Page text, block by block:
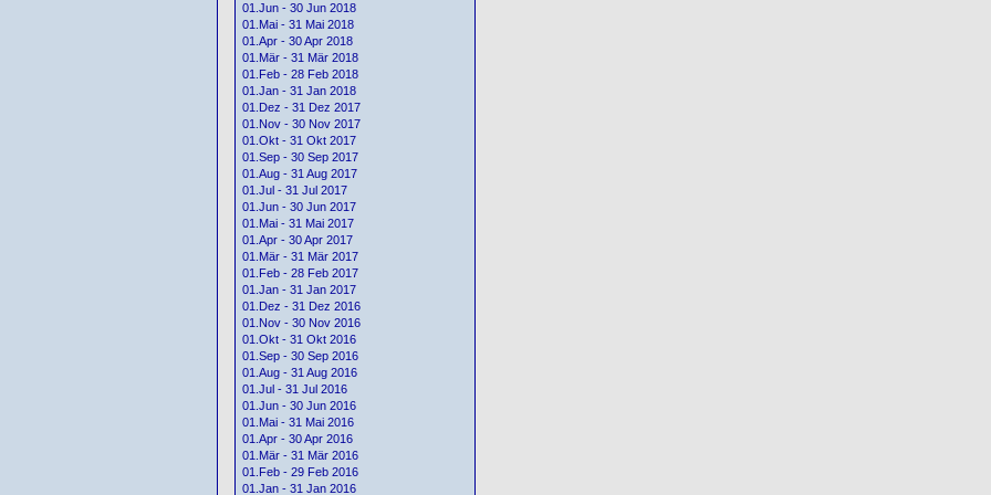
01.Jun - 30 Jun 2018
01.Mai - 31 Mai 2018
01.Apr - 30 Apr 2018
01.Mär - 31 Mär 2018
01.Feb - 28 Feb 2018
01.Jan - 31 Jan 2018
01.Dez - 31 Dez 2017
01.Nov - 30 Nov 2017
01.Okt - 31 Okt 2017
01.Sep - 30 Sep 2017
01.Aug - 31 Aug 2017
01.Jul - 31 Jul 2017
01.Jun - 30 Jun 2017
01.Mai - 31 Mai 2017
01.Apr - 30 Apr 2017
01.Mär - 31 Mär 2017
01.Feb - 28 Feb 2017
01.Jan - 31 Jan 2017
01.Dez - 31 Dez 2016
01.Nov - 30 Nov 2016
01.Okt - 31 Okt 2016
01.Sep - 30 Sep 2016
01.Aug - 31 Aug 2016
01.Jul - 31 Jul 2016
01.Jun - 30 Jun 2016
01.Mai - 31 Mai 2016
01.Apr - 30 Apr 2016
01.Mär - 31 Mär 2016
01.Feb - 29 Feb 2016
01.Jan - 31 Jan 2016